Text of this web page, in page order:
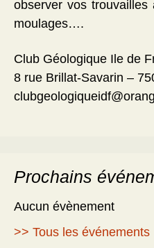
observer vos
moulages….
Club Géologique Ile de
8 rue Brillat-Savarin –
Prochains
Aucun évènement
>> Tous les événements